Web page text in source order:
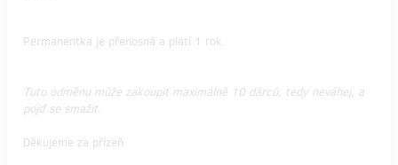
Permanentka je přenosná a platí 1 rok.
Tuto odměnu může zakoupit maximálně 10 dárců, tedy neváhej, a
pojď se smažit.
Děkujeme za přízeň.